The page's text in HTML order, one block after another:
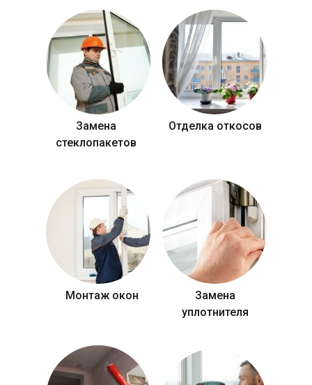
Замена
стеклопакетов
Отделка откосов
Монтаж окон
Замена
уплотнителя